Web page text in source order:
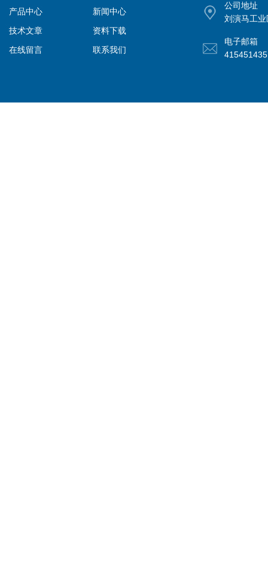
产品中心
新闻中心
技术文章
资料下载
在线留言
联系我们
公司地址
刘演马工业
电子邮箱